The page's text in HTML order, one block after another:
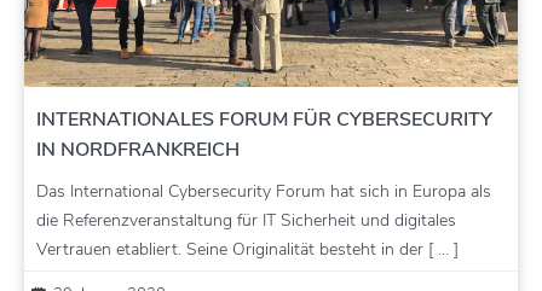
INTERNATIONALES FORUM FÜR CYBERSECURITY
IN NORDFRANKREICH
Das International Cybersecurity Forum hat sich in Europa als
die Referenzveranstaltung für IT Sicherheit und digitales
Vertrauen etabliert. Seine Originalität besteht in der [ … ]